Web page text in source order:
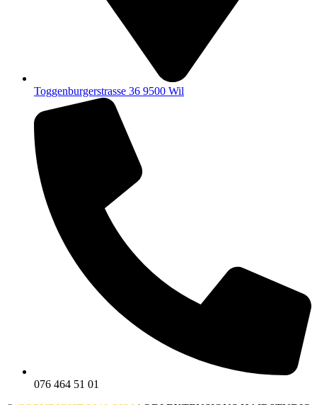
Toggenburgerstrasse 36 9500 Wil
076 464 51 01